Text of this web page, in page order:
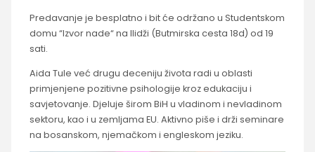
Predavanje je besplatno i bit će održano u Studentskom
domu “Izvor nade“ na Ilidži (Butmirska cesta 18d) od 19
sati.
Aida Tule već drugu deceniju života radi u oblasti
primjenjene pozitivne psihologije kroz edukaciju i
savjetovanje. Djeluje širom BiH u vladinom i nevladinom
sektoru, kao i u zemljama EU. Aktivno piše i drži seminare
na bosanskom, njemačkom i engleskom jeziku.